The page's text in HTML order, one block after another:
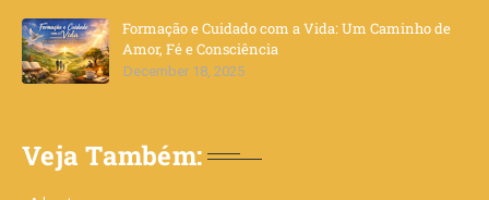
Formação e Cuidado com a Vida: Um Caminho de
Amor, Fé e Consciência
December 18, 2025
Veja Também: